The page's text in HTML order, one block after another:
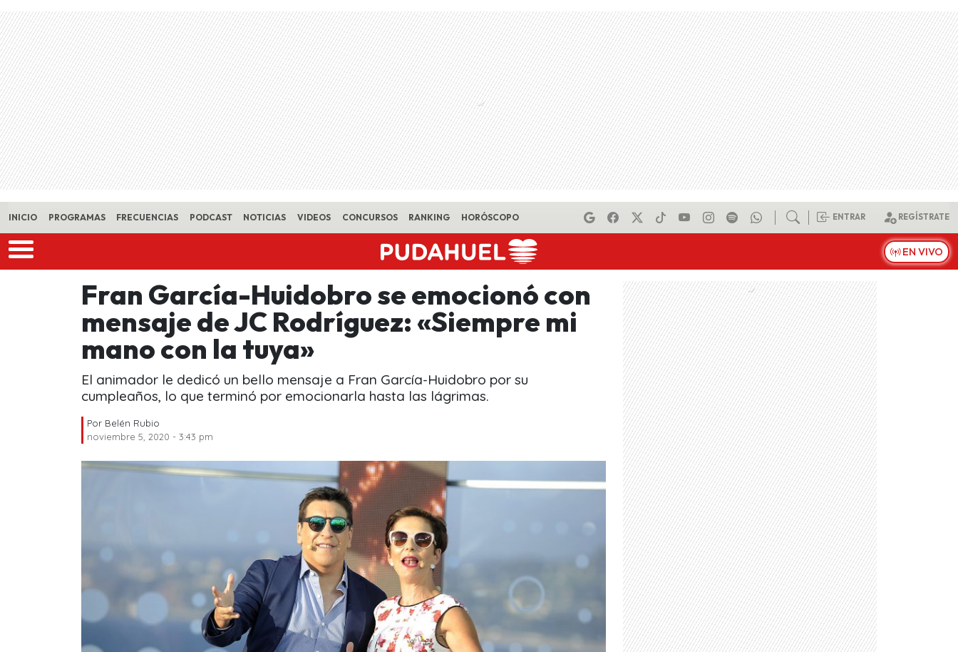
Skip to main content
INICIO PROGRAMAS FRECUENCIAS PODCAST NOTICIAS VIDEOS CONCURSOS RANKING HORÓSCOPO ENTRAR REGÍSTRATE
EN VIVO
Fran García-Huidobro se emocionó con
mensaje de JC Rodríguez: «Siempre mi
mano con la tuya»
El animador le dedicó un bello mensaje a Fran García-Huidobro por su
cumpleaños, lo que terminó por emocionarla hasta las lágrimas.
Por Belén Rubio
noviembre 5, 2020 - 3:43 pm